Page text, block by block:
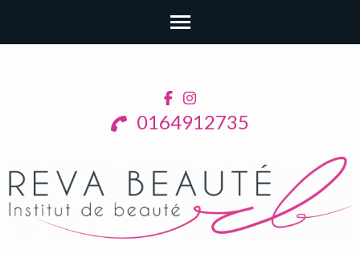
0164912735